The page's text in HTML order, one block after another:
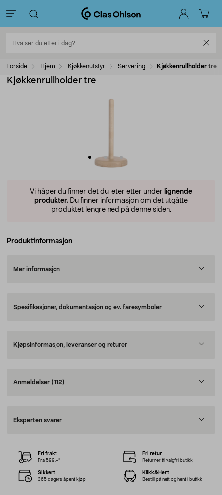
Forside Hjem Kjøkkenutstyr Servering Kjøkkenrullholder tre
Kjøkkenrullholder tre
Vi håper du finner det du leter etter under lignende
produkter. Du finner informasjon om det utgåtte
produktet lengre ned på denne siden.
Produktinformasjon
Mer informasjon
Spesifikasjoner, dokumentasjon og ev. faresymboler
Kjøpsinformasjon, leveranser og returer
Anmeldelser (112)
Eksperten svarer
Fri frakt
Fra 599,–*
Fri retur
Returner til valgfri butikk
Sikkert
365 dagers åpent kjøp
Klikk&Hent
Bestill på nett og hent i butikk